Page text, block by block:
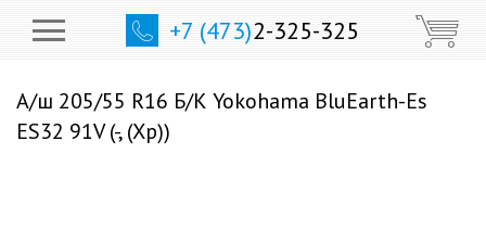
+7 (473)2-325-325
А/ш 205/55 R16 Б/К Yokohama BluEarth-Es
ES32 91V (-, (Хр))